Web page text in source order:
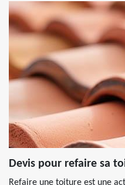
Devis pour refaire sa
Refaire une toiture est une